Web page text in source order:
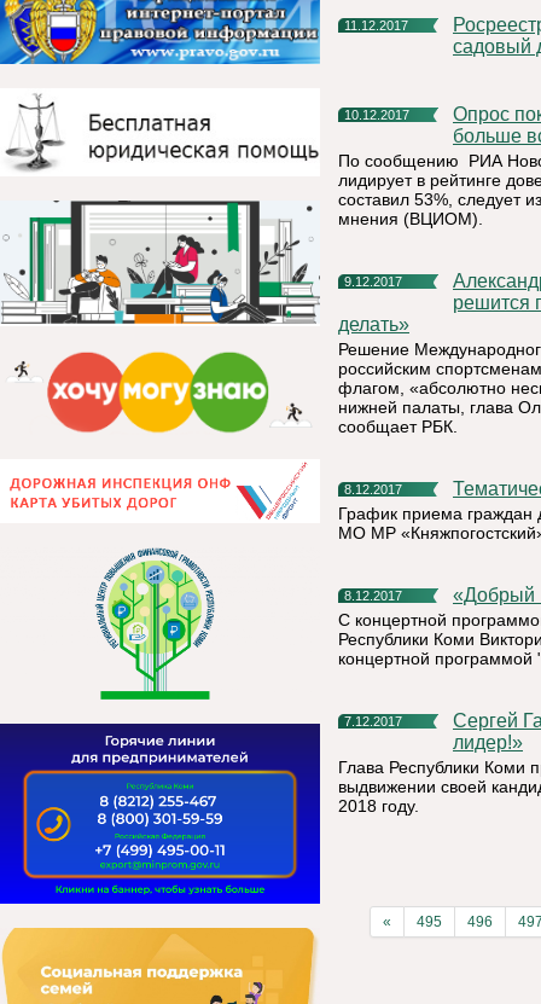
11.12.2017
Росреестр разъясняет: как поставить на кадастровый учет
садовый
10.12.2017
Опрос показал, кому из политиков россияне доверяют
больше
По сообщению РИА
лидирует в рейтинге
составил 53%, следует
мнения (ВЦИОМ).
9.12.2017
Александр Жуков: «Нужно поддержать и тех спортсменов, кто
решится
делать»
Решение
российским
флагом, «абсолютно
нижней палаты, глава
сообщает РБК.
8.12.2017
График приема
МО МР
8.12.2017
С концертной
Республики Коми
концертной программой
7.12.2017
Сергей Гапликов: «Владимир Путин – наш национальный
лидер!»
Глава Республики Коми
выдвижении своей
2018 году.
« 495 496